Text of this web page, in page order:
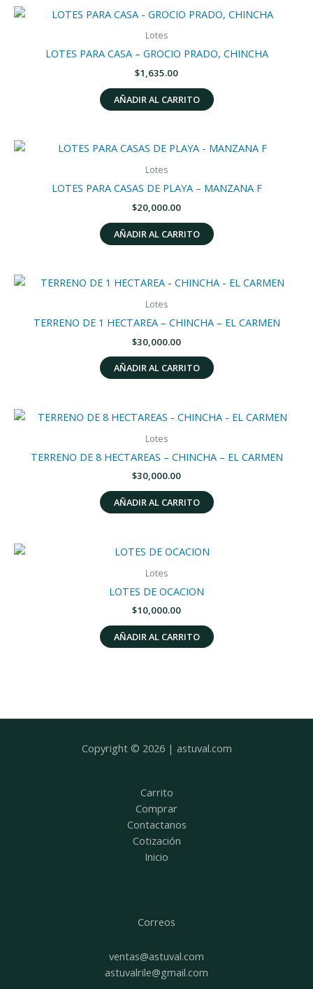
Lotes
LOTES PARA CASA – GROCIO PRADO, CHINCHA
$1,635.00
AÑADIR AL CARRITO
Lotes
LOTES PARA CASAS DE PLAYA – MANZANA F
$20,000.00
AÑADIR AL CARRITO
Lotes
TERRENO DE 1 HECTAREA – CHINCHA – EL CARMEN
$30,000.00
AÑADIR AL CARRITO
Lotes
TERRENO DE 8 HECTAREAS – CHINCHA – EL CARMEN
$30,000.00
AÑADIR AL CARRITO
Lotes
LOTES DE OCACION
$10,000.00
AÑADIR AL CARRITO
Copyright © 2026 | astuval.com
Carrito
Comprar
Contactanos
Cotización
Inicio
Correos
ventas@astuval.com
astuvalrile@gmail.com